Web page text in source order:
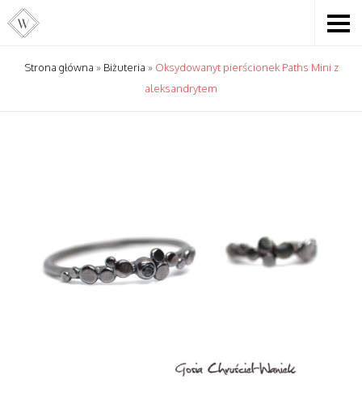
Strona główna » Biżuteria » Oksydowanyt pierścionek Paths Mini z
aleksandrytem